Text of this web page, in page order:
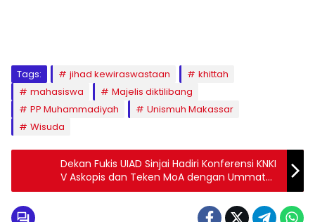
Tags: jihad kewiraswastaan
khittah
mahasiswa
Majelis diktilibang
PP Muhammadiyah
Unismuh Makassar
Wisuda
Dekan Fukis UIAD Sinjai Hadiri Konferensi KNKI
V Askopis dan Teken MoA dengan Ummat
dan KPI UIN Samarinda